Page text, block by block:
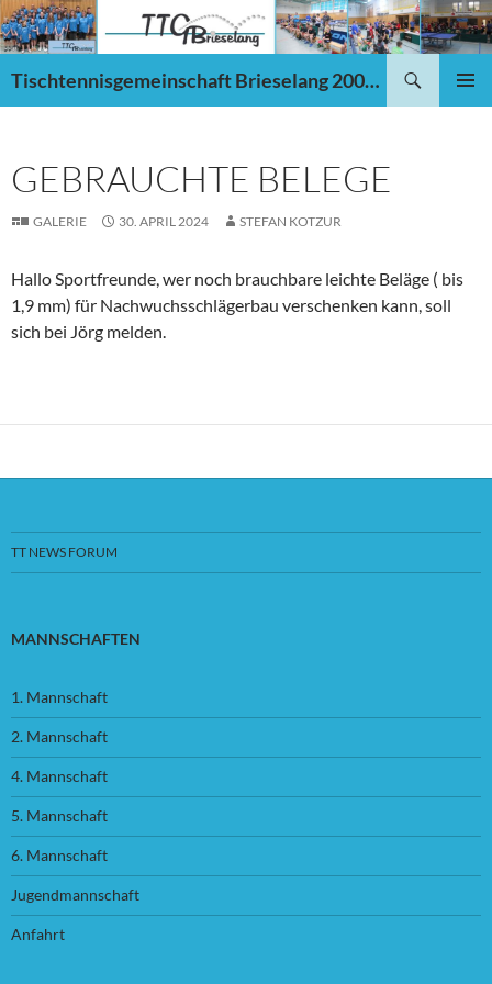
Zum
Inhalt
Tischtennisgemeinschaft Brieselang 2002 e.V.
GEBRAUCHTE BELEGE
GALERIE 30. APRIL 2024 STEFAN KOTZUR
Hallo Sportfreunde, wer noch brauchbare leichte Beläge ( bis
1,9 mm) für Nachwuchsschlägerbau verschenken kann, soll
sich bei Jörg melden.
TT NEWS FORUM
MANNSCHAFTEN
1. Mannschaft
2. Mannschaft
4. Mannschaft
5. Mannschaft
6. Mannschaft
Jugendmannschaft
Anfahrt